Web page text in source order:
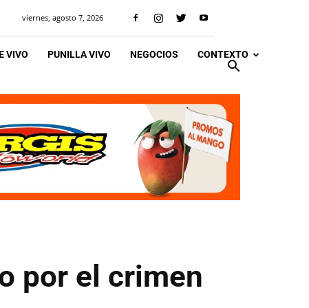
viernes, agosto 7, 2026
VIVO PUNILLA VIVO NEGOCIOS CONTEXTO
por el crimen